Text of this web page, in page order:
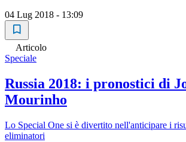
04 Lug 2018 - 13:09
Articolo
Speciale
Russia 2018: i pronostici di
Mourinho
Lo Special One si è divertito nell'anticipare i
eliminatori